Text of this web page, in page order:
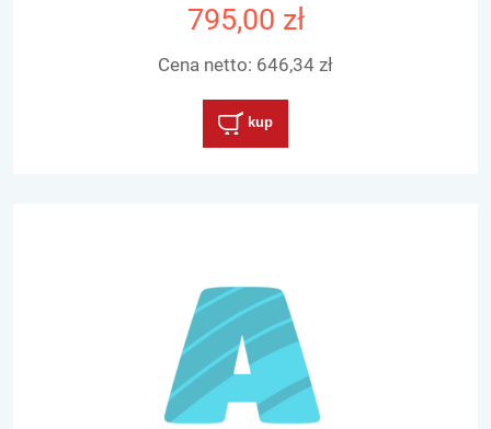
795,00 zł
Cena netto: 646,34 zł
kup